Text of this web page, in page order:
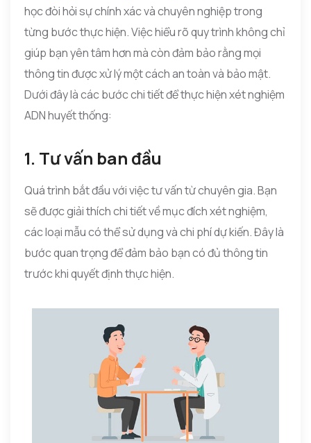
học đòi hỏi sự chính xác và chuyên nghiệp trong
từng bước thực hiện. Việc hiểu rõ quy trình không chỉ
giúp bạn yên tâm hơn mà còn đảm bảo rằng mọi
thông tin được xử lý một cách an toàn và bảo mật.
Dưới đây là các bước chi tiết để thực hiện xét nghiệm
ADN huyết thống:
1. Tư vấn ban đầu
Quá trình bắt đầu với việc tư vấn từ chuyên gia. Bạn
sẽ được giải thích chi tiết về mục đích xét nghiệm,
các loại mẫu có thể sử dụng và chi phí dự kiến. Đây là
bước quan trọng để đảm bảo bạn có đủ thông tin
trước khi quyết định thực hiện.